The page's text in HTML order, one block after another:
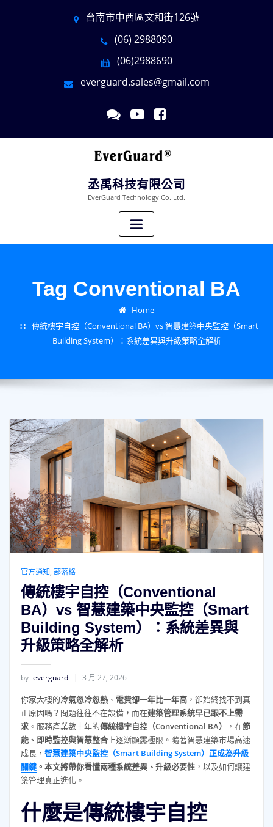
台南市中西區文和街126號
(06) 2988090
(06)2988690
everguard.sales@gmail.com
丞禹科技有限公司
EverGuard Technology Co. Ltd.
Tag Conventional BA
Home
傳統樓宇自控（Conventional BA）vs 智慧建築中央監控（Smart
Building System）：系統差異與升級策略全解析
官方通知, 部落格
傳統樓宇自控（Conventional
BA）vs 智慧建築中央監控（Smart
Building System）：系統差異與
升級策略全解析
by everguard 3 月 27, 2026
你家大樓的冷氣忽冷忽熱、 電費卻一年比一年高，卻始終找不到真
正原因嗎？問題往往不在設備，而在建築管理系統早已跟不上需
求。服務產業數十年的傳統樓宇自控（Conventional BA） ，在節
能、即時監控與智慧整合上逐漸顯露極限。隨著智慧建築市場高速
成長， 智慧建築中央監控（Smart Building System）正成為升級
關鍵。本文將帶你看懂兩種系統差異、升級必要性，以及如何讓建
築管理真正進化。
什麼是傳統樓宇自控